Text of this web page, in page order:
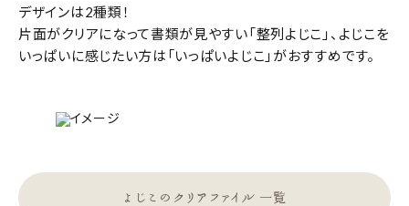
デザインは2種類！
片面がクリアになって書類が見やすい「整列よじこ」、よじこを
いっぱいに感じたい方は「いっぱいよじこ」がおすすめです。
よじこのクリアファイル 一覧